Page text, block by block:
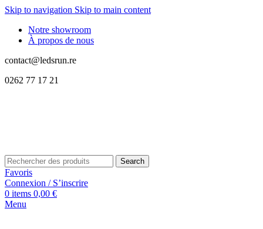
Skip to navigation Skip to main content
Notre showroom
À propos de nous
contact@ledsrun.re
0262 77 17 21
Search
Favoris
Connexion / S’inscrire
0 items 0,00 €
Menu